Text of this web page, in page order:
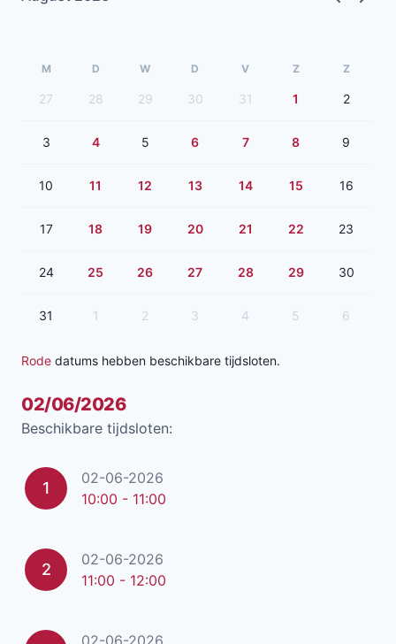
M D W D V Z Z
27 28 29 30 31 1 2
3 4 5 6 7 8 9
10 11 12 13 14 15 16
17 18 19 20 21 22 23
24 25 26 27 28 29 30
31 1 2 3 4 5 6
Rode datums hebben beschikbare tijdsloten.
02/06/2026
Beschikbare tijdsloten:
1
02-06-2026
10:00 - 11:00
2
02-06-2026
11:00 - 12:00
02-06-2026